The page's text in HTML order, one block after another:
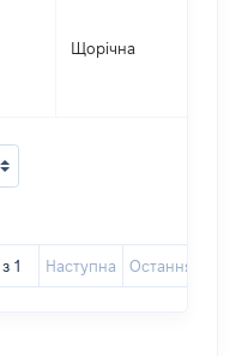
Щорічна
з 1 Наступна Остання